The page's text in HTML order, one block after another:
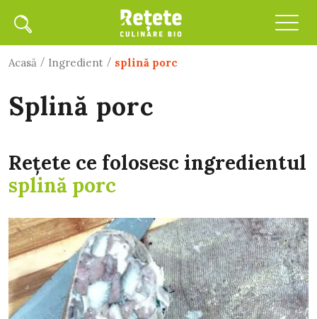
Acasă / Ingredient / splină porc
splină porc
Rețete ce folosesc ingredientul
splină porc